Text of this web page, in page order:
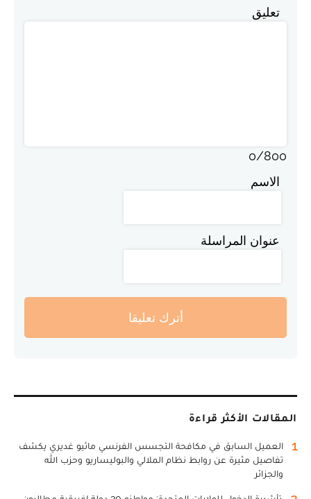
تعليق
0/800
الاسم
عنوان المراسلة
أترك تعليقا
المقالات الأكثر قراءة
1
العميل السابق في مكافحة التجسس الفرنسي ماثيو غديري يكشف
تفاصيل مثيرة عن روابط نظام الملالي والبوليساريو وحزب الله
والجزائر